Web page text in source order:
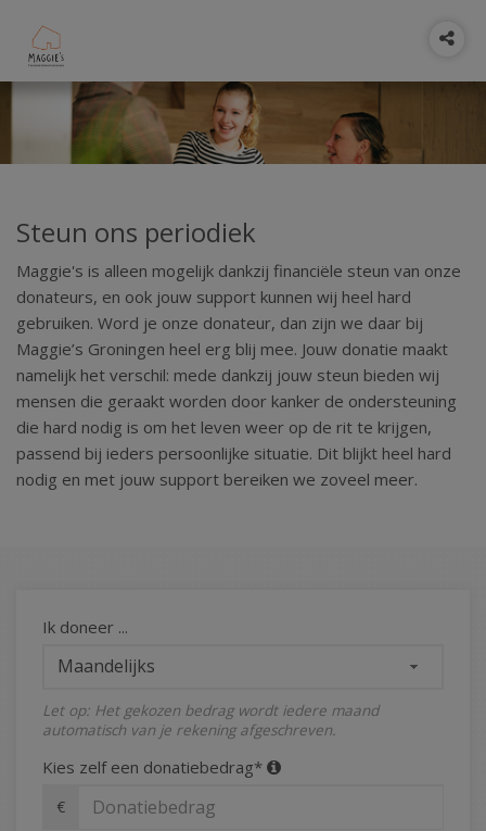
Steun ons periodiek
Maggie's is alleen mogelijk dankzij financiële steun van onze
donateurs, en ook jouw support kunnen wij heel hard
gebruiken. Word je onze donateur, dan zijn we daar bij
Maggie’s Groningen heel erg blij mee. Jouw donatie maakt
namelijk het verschil: mede dankzij jouw steun bieden wij
mensen die geraakt worden door kanker de ondersteuning
die hard nodig is om het leven weer op de rit te krijgen,
passend bij ieders persoonlijke situatie. Dit blijkt heel hard
nodig en met jouw support bereiken we zoveel meer.
Ik doneer ...
Let op: Het gekozen bedrag wordt iedere maand
automatisch van je rekening afgeschreven.
Kies zelf een donatiebedrag*
€